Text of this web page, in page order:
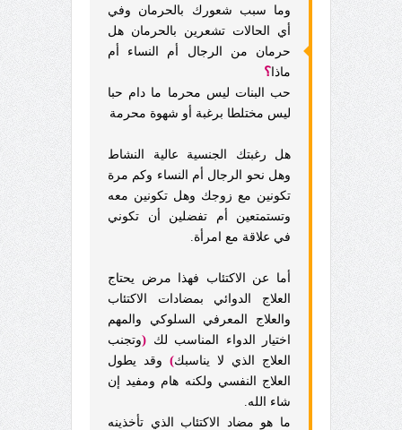
وما سبب شعورك بالحرمان وفي
أي الحالات تشعرين بالحرمان هل
حرمان من الرجال أم النساء أم
ماذا ؟
حب البنات ليس محرما ما دام حبا
ليس مختلطا برغبة أو شهوة محرمة
هل رغبتك الجنسية عالية النشاط
وهل نحو الرجال أم النساء وكم مرة
تكونين مع زوجك وهل تكونين معه
وتستمتعين أم تفضلين أن تكوني
في علاقة مع امرأة.
أما عن الاكتئاب فهذا مرض يحتاج
العلاج الدوائي بمضادات الاكتئاب
والعلاج المعرفي السلوكي والمهم
اختيار الدواء المناسب لك (وتجنب
العلاج الذي لا يناسبك) وقد يطول
العلاج النفسي ولكنه هام ومفيد إن
شاء الله.
ما هو مضاد الاكتئاب الذي تأخذينه